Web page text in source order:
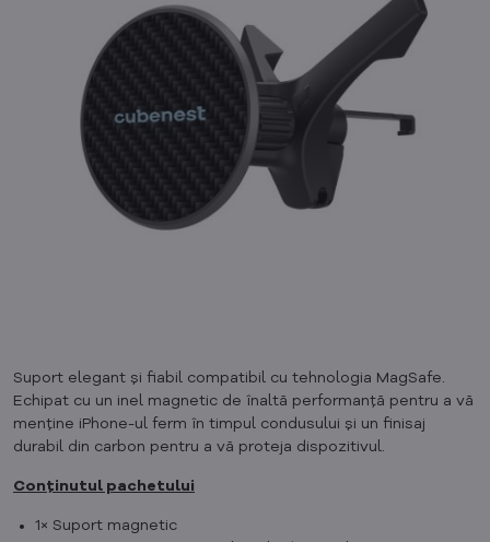
Suport elegant și fiabil compatibil cu tehnologia MagSafe.
Echipat cu un inel magnetic de înaltă performanță pentru a vă
menține iPhone-ul ferm în timpul condusului și un finisaj
durabil din carbon pentru a vă proteja dispozitivul.
Conținutul pachetului
1× Suport magnetic